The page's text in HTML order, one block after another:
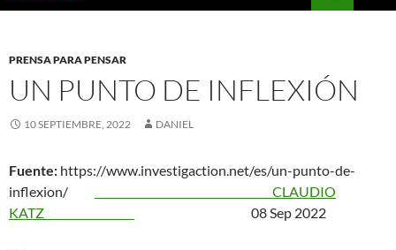
PRENSA PARA PENSAR
UN PUNTO DE INFLEXIÓN
10 SEPTIEMBRE, 2022 DANIEL
Fuente: https://www.investigaction.net/es/un-punto-de-
inflexion/
CLAUDIO
KATZ
08 Sep 2022